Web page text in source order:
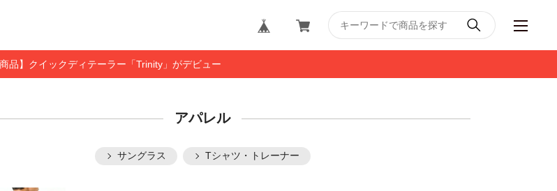
商品】クイックディテーラー「Trinity」がデビュー
アパレル
サングラス Tシャツ・トレーナー